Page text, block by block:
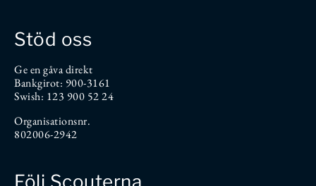
Stöd oss
Ge en gåva direkt
Bankgirot: 900-3161
Swish: 123 900 52 24
Organisationsnr.
802006-2942
Följ Scouterna